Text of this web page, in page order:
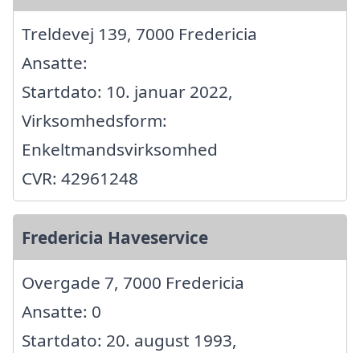
Treldevej 139, 7000 Fredericia
Ansatte:
Startdato: 10. januar 2022,
Virksomhedsform:
Enkeltmandsvirksomhed
CVR: 42961248
Fredericia Haveservice
Overgade 7, 7000 Fredericia
Ansatte: 0
Startdato: 20. august 1993,